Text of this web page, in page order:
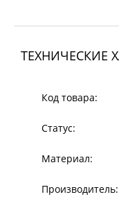
ТЕХНИЧЕСКИЕ
Код товара:
Статус:
Материал:
Производитель: